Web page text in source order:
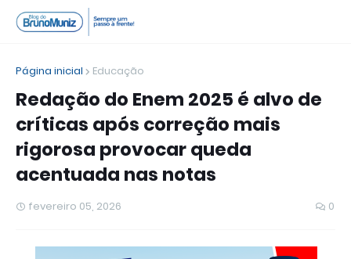
Página inicial Educação
Redação do Enem 2025 é alvo de
críticas após correção mais
rigorosa provocar queda
acentuada nas notas
fevereiro 05, 2026 0